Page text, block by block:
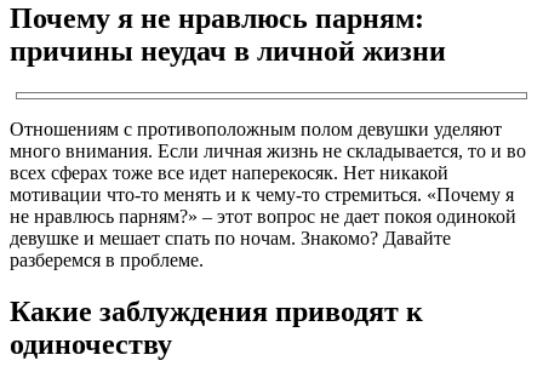
Почему я не нравлюсь парням:
причины неудач в личной жизни
Отношениям с противоположным полом девушки уделяют
много внимания. Если личная жизнь не складывается, то и во
всех сферах тоже все идет наперекосяк. Нет никакой
мотивации что-то менять и к чему-то стремиться. «Почему я
не нравлюсь парням?» – этот вопрос не дает покоя одинокой
девушке и мешает спать по ночам. Знакомо? Давайте
разберемся в проблеме.
Какие заблуждения приводят к
одиночеству